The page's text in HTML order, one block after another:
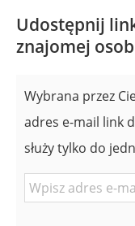
Udostępnij
znajomej
Wybrana przez
adres e-mail link
służy tylko do
E-